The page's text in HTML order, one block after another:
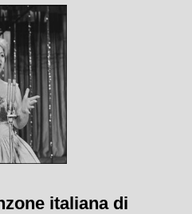
italiana di